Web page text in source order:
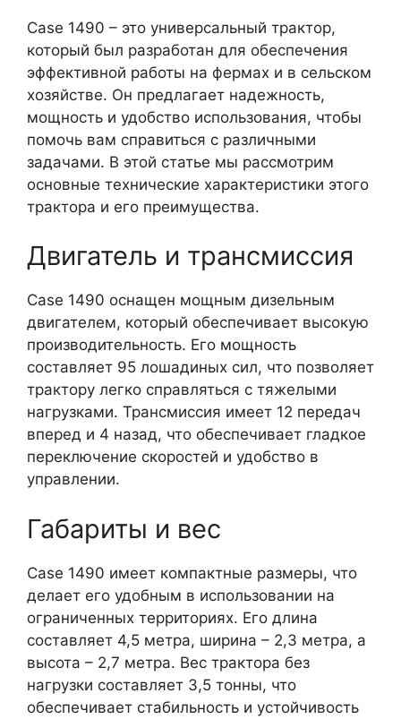
Case 1490 – это универсальный трактор,
который был разработан для обеспечения
эффективной работы на фермах и в сельском
хозяйстве. Он предлагает надежность,
мощность и удобство использования, чтобы
помочь вам справиться с различными
задачами. В этой статье мы рассмотрим
основные технические характеристики этого
трактора и его преимущества.
Двигатель и трансмиссия
Case 1490 оснащен мощным дизельным
двигателем, который обеспечивает высокую
производительность. Его мощность
составляет 95 лошадиных сил, что позволяет
трактору легко справляться с тяжелыми
нагрузками. Трансмиссия имеет 12 передач
вперед и 4 назад, что обеспечивает гладкое
переключение скоростей и удобство в
управлении.
Габариты и вес
Case 1490 имеет компактные размеры, что
делает его удобным в использовании на
ограниченных территориях. Его длина
составляет 4,5 метра, ширина – 2,3 метра, а
высота – 2,7 метра. Вес трактора без
нагрузки составляет 3,5 тонны, что
обеспечивает стабильность и устойчивость